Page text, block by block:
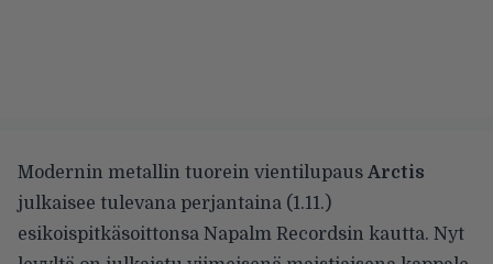
Modernin metallin tuorein vientilupaus Arctis
julkaisee tulevana perjantaina (1.11.)
esikoispitkäsoittonsa Napalm Recordsin kautta. Nyt